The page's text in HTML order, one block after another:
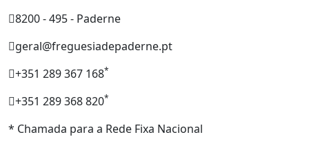
8200 - 495 - Paderne
geral@freguesiadepaderne.pt
+351 289 367 168*
+351 289 368 820*
* Chamada para a Rede Fixa Nacional